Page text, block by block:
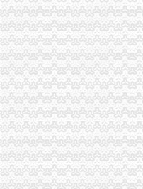
梁平局把群众的一元注册公司安
江津局、重庆免费注册公司江津
黔江局0元注册公司积向四川地
奉节局重庆0元注册公司以实际
工商动态
沙坪坝局以四型模范为指针造“
沙坪坝局抓住“五个关键”0元注
江津局“两手抓”一元注册公司流
万州局1元注册公司充分发挥工
开县局监管与服务并重加“三节
万州局重庆一元注册公司发挥登
荣昌县四措并举促进农村土地流
青海农畜产品经纪人与江北观